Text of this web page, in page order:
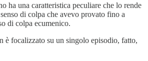
ha una caratteristica peculiare che lo rende
di colpa che avevo provato fino a
di colpa ecumenico.
è focalizzato su un singolo episodio, fatto,